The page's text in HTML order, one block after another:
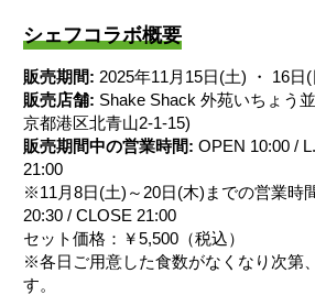
シェフコラボ概要
販売期間: 2025年11月15日(土) ・ 16日
販売店舗: Shake Shack 外苑いちょう
京都港区北青山2-1-15)
販売期間中の営業時間: OPEN 10:00 /
21:00
※11月8日(土)～20日(木)までの営業時
20:30 / CLOSE 21:00
セット価格：￥5,500（税込）
※各日ご用意した食数がなくなり次第
す。